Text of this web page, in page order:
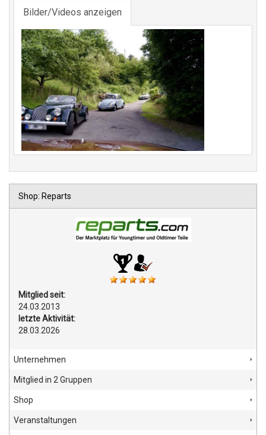
Bilder/Videos anzeigen
Shop: Reparts
Mitglied seit:
24.03.2013
letzte Aktivität:
28.03.2026
Unternehmen
Mitglied in 2 Gruppen
Shop
Veranstaltungen